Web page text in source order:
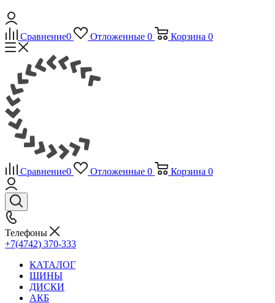
Сравнение0 Отложенные 0 Корзина 0
Сравнение0 Отложенные 0 Корзина 0
Телефоны
+7(4742) 370-333
КАТАЛОГ
ШИНЫ
ДИСКИ
АКБ